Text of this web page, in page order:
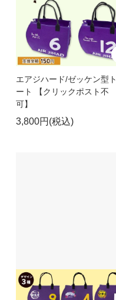
エアジハード/ゼッケン型ト
ート 【クリックポスト不
可】
3,800円(税込)